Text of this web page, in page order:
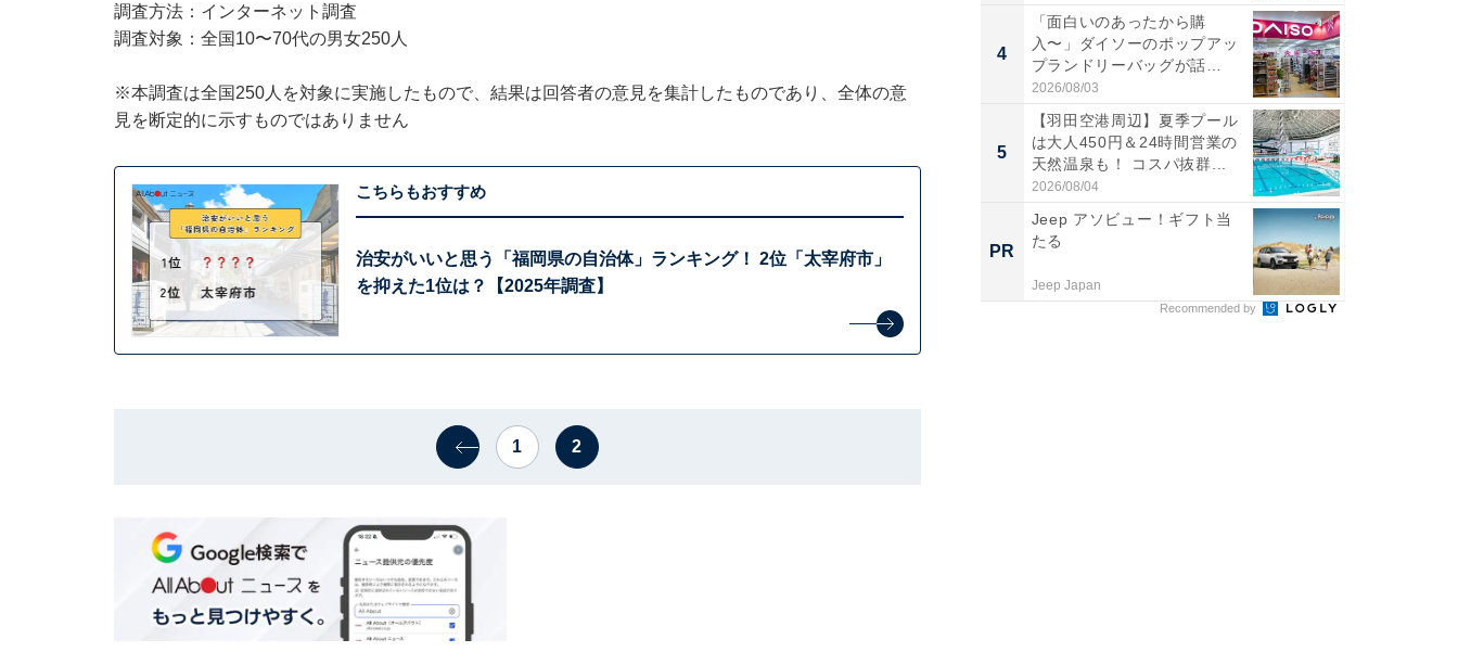
調査方法：インターネット調査
調査対象：全国10〜70代の男女250人
※本調査は全国250人を対象に実施したもので、結果は回答者の意見を集計したものであり、全体の意
見を断定的に示すものではありません
こちらもおすすめ
治安がいいと思う「福岡県の自治体」ランキング！ 2位「太宰府市」
を抑えた1位は？【2025年調査】
1 2
4
「面白いのあったから購
入〜」ダイソーのポップアッ
プランドリーバッグが話
題。“さま...
2026/08/03
5
【羽田空港周辺】夏季プール
は大人450円＆24時間営業の
天然温泉も！ コスパ抜群...
2026/08/04
PR
Jeep アソビュー！ギフト当
たる
Jeep Japan
Recommended by